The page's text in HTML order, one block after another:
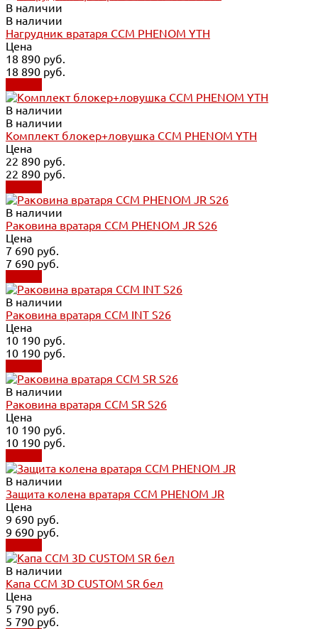
В наличии
В наличии
Нагрудник вратаря CCM PHENOM YTH
Цена
18 890 руб.
18 890 руб.
В наличии
В наличии
Комплект блокер+ловушка CCM PHENOM YTH
Цена
22 890 руб.
22 890 руб.
В наличии
Раковина вратаря CCM PHENOM JR S26
Цена
7 690 руб.
7 690 руб.
В наличии
Раковина вратаря CCM INT S26
Цена
10 190 руб.
10 190 руб.
В наличии
Раковина вратаря CCM SR S26
Цена
10 190 руб.
10 190 руб.
В наличии
Защита колена вратаря CCM PHENOM JR
Цена
9 690 руб.
9 690 руб.
В наличии
Капа CCM 3D CUSTOM SR бел
Цена
5 790 руб.
5 790 руб.